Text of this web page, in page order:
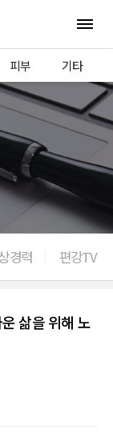
전체
피부 기타
경력 편강TV
삶을 위해 노